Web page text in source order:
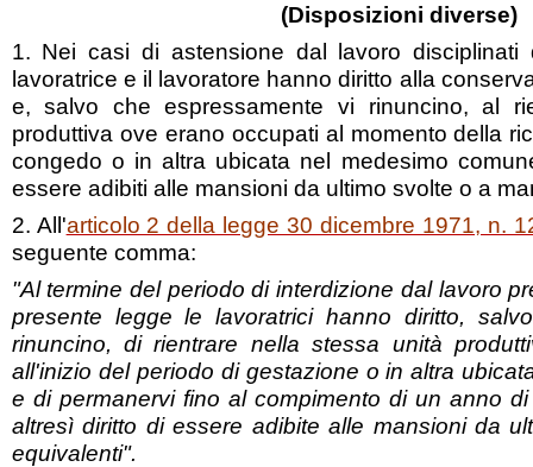
(Disposizioni diverse)
1. Nei casi di astensione dal lavoro disciplinati
lavoratrice e il lavoratore hanno diritto alla
e, salvo che espressamente vi rinuncino, al
produttiva ove erano occupati al momento della
congedo o in altra ubicata nel medesimo
essere adibiti alle mansioni da ultimo svolte o a
2. All'articolo 2 della legge 30 dicembre 1971, n.
seguente comma:
"Al termine del periodo di interdizione dal lavoro
presente legge le lavoratrici hanno diritto,
rinuncino, di rientrare nella stessa unità
all'inizio del periodo di gestazione o in altra
e di permanervi fino al compimento di un anno
altresì diritto di essere adibite alle mansioni da
equivalenti".